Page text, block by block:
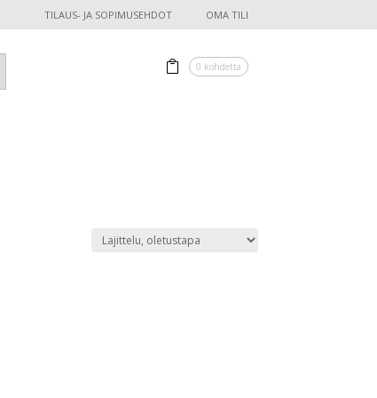
TILAUS- JA SOPIMUSEHDOT OMA TILI
0 kohdetta